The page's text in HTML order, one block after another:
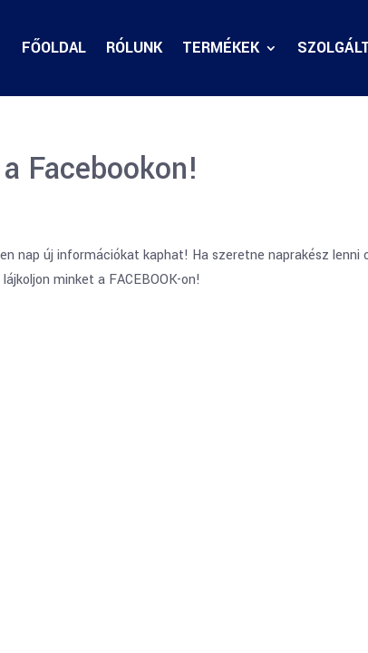
FŐOLDAL RÓLUNK TERMÉKEK
Facebookon!
nap új információkat kaphat! Ha szeretne naprakész lenni
minket a FACEBOOK-on!